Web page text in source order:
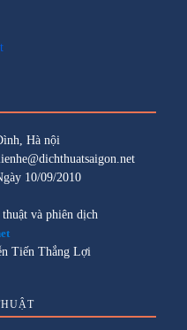
Hà nội
10/09/2010
và phiên dịch
Tiến Thắng Lợi